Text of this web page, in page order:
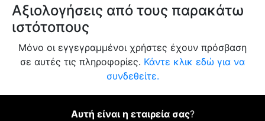
Αξιολογήσεις από τους παρακάτω
ιστότοπους
Μόνο οι εγγεγραμμένοι χρήστες έχουν πρόσβαση
σε αυτές τις πληροφορίες. Κάντε κλικ εδώ για να
συνδεθείτε.
Αυτή είναι η εταιρεία σας?